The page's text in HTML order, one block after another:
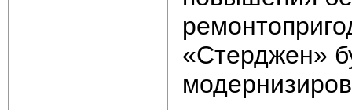
«Стерджен»